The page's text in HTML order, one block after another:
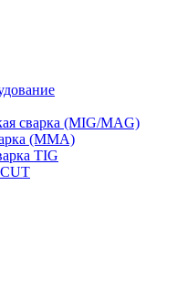
сварка (MIG/MAG)
(MMA)
TIG
CUT